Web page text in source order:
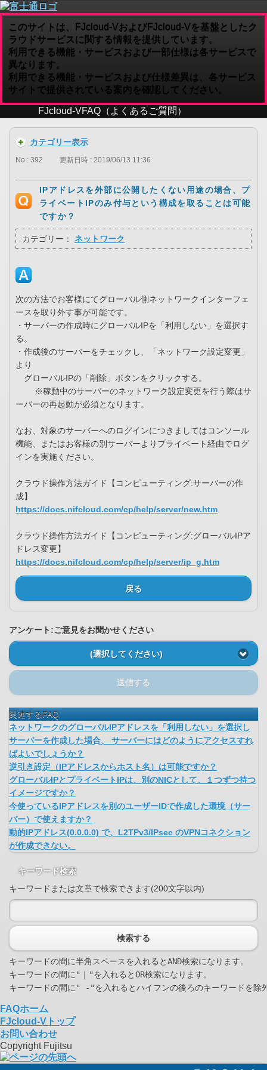
このサイトは、FJcloud-VおよびFJcloud-Vを基盤としたク
ラウドサービスに関する情報を提供しています。
利用できる機能・サービスおよび一部仕様は各サービスで
異なります。
利用できる機能・サービスおよび仕様差異は、各サービス
サイトで提供されている案内を確認してください。
FJcloud-VFAQ（よくあるご質問）
カテゴリー表示
No : 392 更新日時 : 2019/06/13 11:36
IPアドレスを外部に公開したくない用途の場合、プ
ライベートIPのみ付与という構成を取ることは可能
ですか？
カテゴリー： ネットワーク
次の方法でお客様にてグローバル側ネットワークインターフェ
ースを取り外す事が可能です。
・サーバーの作成時にグローバルIPを「利用しない」を選択す
る。
・作成後のサーバーをチェックし、「ネットワーク設定変更」
より
グローバルIPの「削除」ボタンをクリックする。
※稼動中のサーバーのネットワーク設定変更を行う際はサ
ーバーの再起動が必須となります。
なお、対象のサーバーへのログインにつきましてはコンソール
機能、またはお客様の別サーバーよりプライベート経由でログ
インを実施ください。
クラウド操作方法ガイド【コンピューティング:サーバーの作
成】
https://docs.nifcloud.com/cp/help/server/new.htm
クラウド操作方法ガイド【コンピューティング:グローバルIPア
ドレス変更】
https://docs.nifcloud.com/cp/help/server/ip_g.htm
戻る
アンケート:ご意見をお聞かせください
(選択してください)
送信する
関連するFAQ
ネットワークのグローバルIPアドレスを「利用しない」を選択し
サーバーを作成した場合、 サーバーにはどのようにアクセスすれ
ばよいでしょうか？
逆引き設定（IPアドレスからホスト名）は可能ですか？
グローバルIPとプライベートIPは、別のNICとして、１つずつ持つ
イメージですか？
今使っているIPアドレスを別のユーザーIDで作成した環境（サー
バー）で使えますか？
動的IPアドレス(0.0.0.0) で、L2TPv3/IPsec のVPNコネクション
が作成できない。
キーワード検索
キーワードまたは文章で検索できます(200文字以内)
検索する
キーワードの間に半角スペースを入れるとAND検索になります。
キーワードの間に"｜"を入れるとOR検索になります。
FAQホーム
FJcloud-Vトップ
お問い合わせ
Copyright Fujitsu